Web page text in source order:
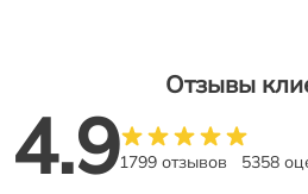
Отзывы
4.91799 отзывов 5358